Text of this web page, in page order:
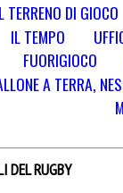
TERRENO DI GIOCO
IL TEMPO
FUORIGIOCO
A TERRA,
DEL RUGBY